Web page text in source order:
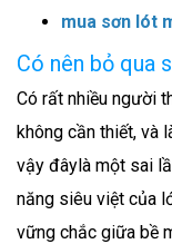
mua sơn lót
Có nên bỏ qua
Có rất nhiều người
không cần thiết, và
vậy đâylà một sai
năng siêu việt của
vững chắc giữa bề